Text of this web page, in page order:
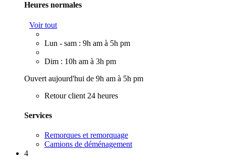
Heures normales
Voir tout
Lun - sam : 9h am à 5h pm
Dim : 10h am à 3h pm
Ouvert aujourd'hui de 9h am à 5h pm
Retour client 24 heures
Services
Remorques et remorquage
Camions de déménagement
4